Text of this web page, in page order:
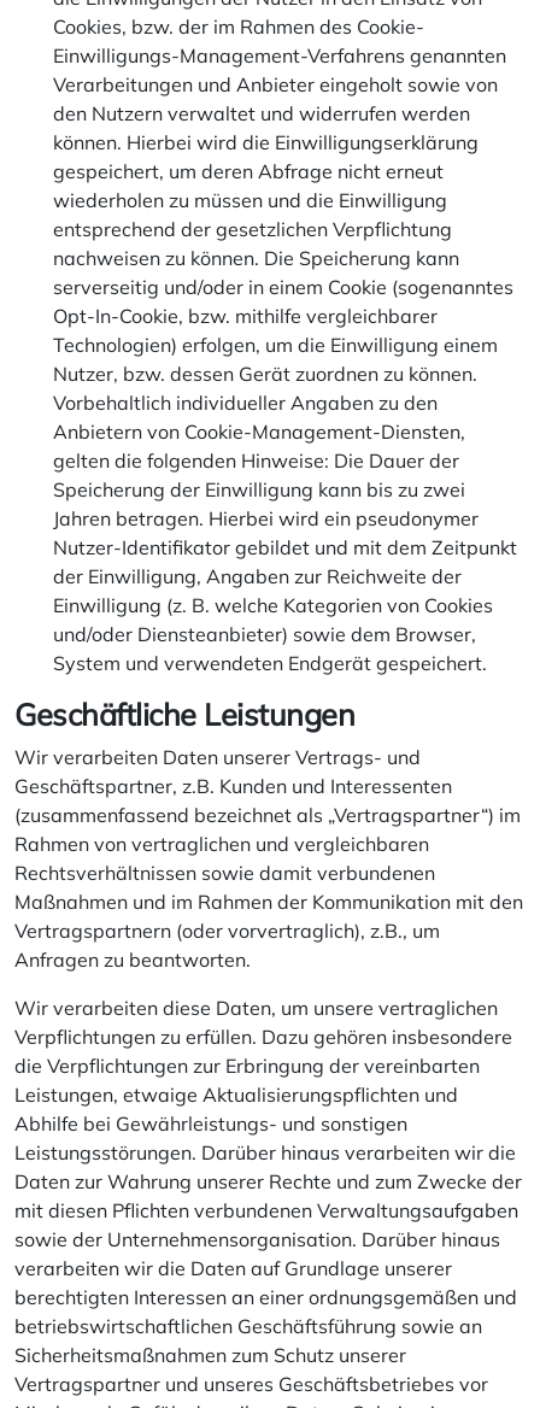
Cookies, bzw. der im Rahmen des Cookie-
Einwilligungs-Management-Verfahrens genannten
Verarbeitungen und Anbieter eingeholt sowie von
den Nutzern verwaltet und widerrufen werden
können. Hierbei wird die Einwilligungserklärung
gespeichert, um deren Abfrage nicht erneut
wiederholen zu müssen und die Einwilligung
entsprechend der gesetzlichen Verpflichtung
nachweisen zu können. Die Speicherung kann
serverseitig und/oder in einem Cookie (sogenanntes
Opt-In-Cookie, bzw. mithilfe vergleichbarer
Technologien) erfolgen, um die Einwilligung einem
Nutzer, bzw. dessen Gerät zuordnen zu können.
Vorbehaltlich individueller Angaben zu den
Anbietern von Cookie-Management-Diensten,
gelten die folgenden Hinweise: Die Dauer der
Speicherung der Einwilligung kann bis zu zwei
Jahren betragen. Hierbei wird ein pseudonymer
Nutzer-Identifikator gebildet und mit dem Zeitpunkt
der Einwilligung, Angaben zur Reichweite der
Einwilligung (z. B. welche Kategorien von Cookies
und/oder Diensteanbieter) sowie dem Browser,
System und verwendeten Endgerät gespeichert.
Geschäftliche Leistungen
Wir verarbeiten Daten unserer Vertrags- und
Geschäftspartner, z.B. Kunden und Interessenten
(zusammenfassend bezeichnet als „Vertragspartner“) im
Rahmen von vertraglichen und vergleichbaren
Rechtsverhältnissen sowie damit verbundenen
Maßnahmen und im Rahmen der Kommunikation mit den
Vertragspartnern (oder vorvertraglich), z.B., um
Anfragen zu beantworten.
Wir verarbeiten diese Daten, um unsere vertraglichen
Verpflichtungen zu erfüllen. Dazu gehören insbesondere
die Verpflichtungen zur Erbringung der vereinbarten
Leistungen, etwaige Aktualisierungspflichten und
Abhilfe bei Gewährleistungs- und sonstigen
Leistungsstörungen. Darüber hinaus verarbeiten wir die
Daten zur Wahrung unserer Rechte und zum Zwecke der
mit diesen Pflichten verbundenen Verwaltungsaufgaben
sowie der Unternehmensorganisation. Darüber hinaus
verarbeiten wir die Daten auf Grundlage unserer
berechtigten Interessen an einer ordnungsgemäßen und
betriebswirtschaftlichen Geschäftsführung sowie an
Sicherheitsmaßnahmen zum Schutz unserer
Vertragspartner und unseres Geschäftsbetriebes vor